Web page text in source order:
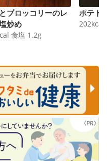
ブロッコリーのレ
炒め
食塩 1.2g
ポテト
202kcal